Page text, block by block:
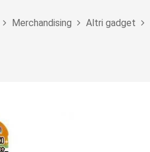
Merchandising Altri gadget